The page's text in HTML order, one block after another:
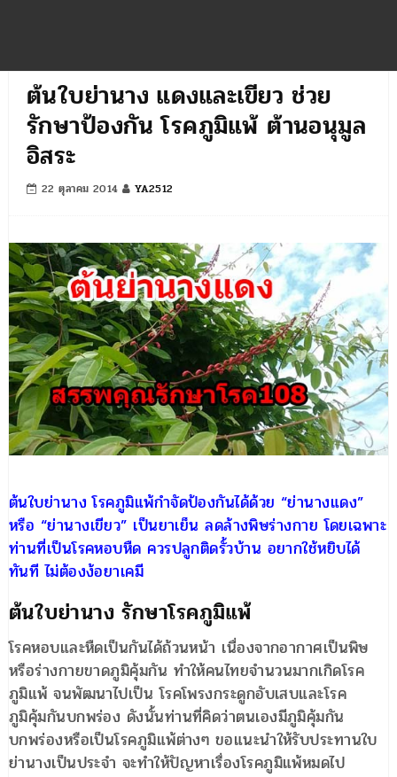
ต้นใบย่านาง แดงและเขียว ช่วย
รักษาป้องกัน โรคภูมิแพ้ ต้านอนุมูล
อิสระ
22 ตุลาคม 2014 YA2512
ต้นใบย่านาง โรคภูมิแพ้กำจัดป้องกันได้ด้วย “ย่านางแดง”
หรือ “ย่านางเขียว” เป็นยาเย็น ลดล้างพิษร่างกาย โดยเฉพาะ
ท่านที่เป็นโรคหอบหืด ควรปลูกติดรั้วบ้าน อยากใช้หยิบได้
ทันที ไม่ต้องง้อยาเคมี
ต้นใบย่านาง รักษาโรคภูมิแพ้
โรคหอบและหืดเป็นกันได้ถ้วนหน้า เนื่องจากอากาศเป็นพิษ
หรือร่างกายขาดภูมิคุ้มกัน ทำให้คนไทยจำนวนมากเกิดโรค
ภูมิแพ้ จนพัฒนาไปเป็น โรคโพรงกระดูกอับเสบและโรค
ภูมิคุ้มกันบกพร่อง ดังนั้นท่านที่คิดว่าตนเองมีภูมิคุ้มกัน
บกพร่องหรือเป็นโรคภูมิแพ้ต่างๆ ขอแนะนำให้รับประทานใบ
ย่านางเป็นประจำ จะทำให้ปัญหาเรื่องโรคภูมิแพ้หมดไป